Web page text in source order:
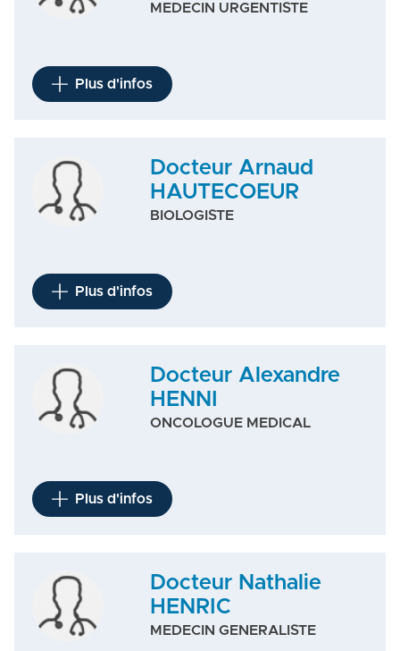
MEDECIN URGENTISTE
Plus d'infos
Docteur Arnaud
HAUTECOEUR
BIOLOGISTE
Plus d'infos
Docteur Alexandre
HENNI
ONCOLOGUE MEDICAL
Plus d'infos
Docteur Nathalie
HENRIC
MEDECIN GENERALISTE